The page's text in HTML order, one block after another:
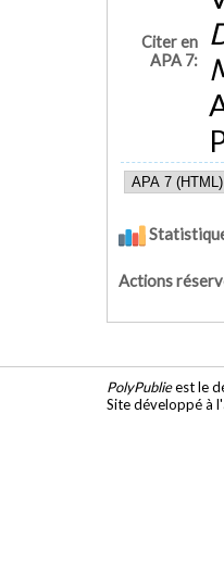
Citer en
APA 7:
Actions
PolyPublieest le
Site développé à